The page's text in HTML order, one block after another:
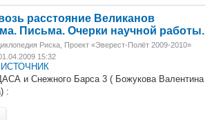
расстояние Великанов
Письма. Очерки научной работы.
Риска Проект «Эверест-Полёт 2009-2010»
15:32
и Снежного Барса 3 ( Божукова Валентина
: